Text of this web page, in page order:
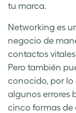
tu marca.
Networking es
negocio de
contactos
Pero también
conocido, por lo
algunos errores
cinco formas